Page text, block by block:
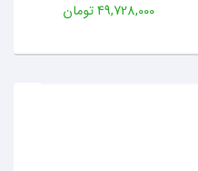
49,728,000 تومان